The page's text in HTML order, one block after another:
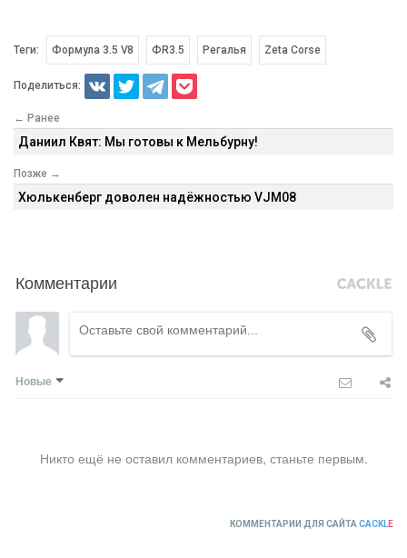
Теги: Формула 3.5 V8 ФR3.5 Регалья Zeta Corse
Поделиться:
← Ранее
Даниил Квят: Мы готовы к Мельбурну!
Позже →
Хюлькенберг доволен надёжностью VJM08
Комментарии
Новые
Никто ещё не оставил комментариев, станьте первым.
КОММЕНТАРИИ ДЛЯ САЙТА CACKLE